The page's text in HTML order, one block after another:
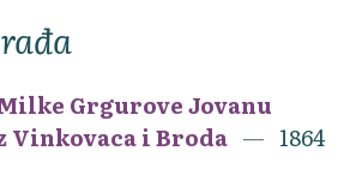
Grgurove Jovanu
Vinkovaca i Broda
1864